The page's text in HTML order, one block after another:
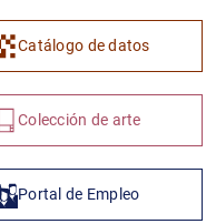
Catálogo de datos
Colección de arte
Portal de Empleo